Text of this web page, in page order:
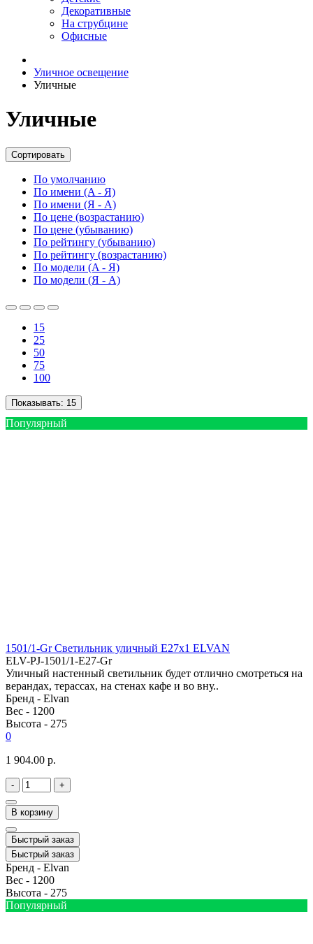
Декоративные
На струбцине
Офисные
Уличное освещение
Уличные
Уличные
Сортировать
По умолчанию
По имени (A - Я)
По имени (Я - A)
По цене (возрастанию)
По цене (убыванию)
По рейтингу (убыванию)
По рейтингу (возрастанию)
По модели (A - Я)
По модели (Я - A)
15
25
50
75
100
Показывать: 15
Популярный
1501/1-Gr Светильник уличный E27x1 ELVAN
ELV-PJ-1501/1-E27-Gr
Уличный настенный светильник будет отлично смотреться на
верандах, терассах, на стенах кафе и во вну..
Бренд - Elvan
Вес - 1200
Высота - 275
0
1 904.00 р.
- +
В корзину
Быстрый заказ
Быстрый заказ
Бренд - Elvan
Вес - 1200
Высота - 275
Популярный